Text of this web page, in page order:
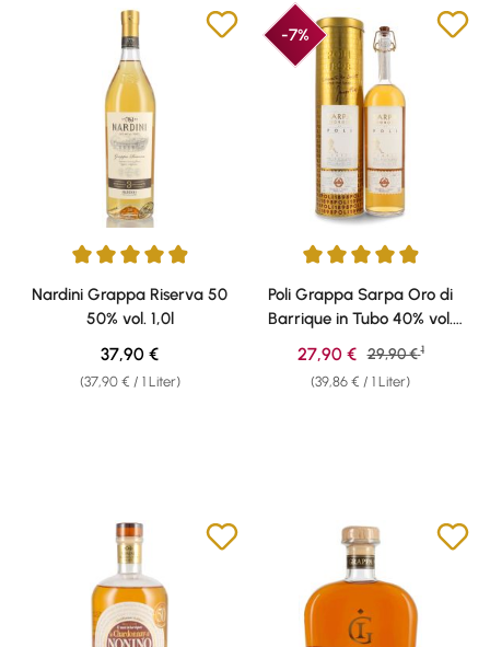
Durchschnittliche Bewertung von 4.9 von 5 Sternen
Nardini Grappa Riserva 50
50% vol. 1,0l
(37,90 € / 1 Liter)
Regulärer Preis:
37,90 €
-7%
Durchschnittliche Bewertung
Poli Grappa Sarpa Oro di
Barrique in Tubo 40% vol.
0,70l
(39,86 € / 1 Liter)
Verkaufspreis:
27,90 € Regulärer Preis:
29,90 € 1